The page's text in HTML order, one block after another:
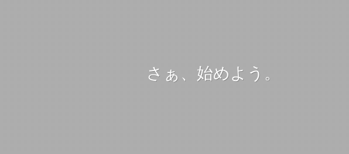
さぁ、始めよう。